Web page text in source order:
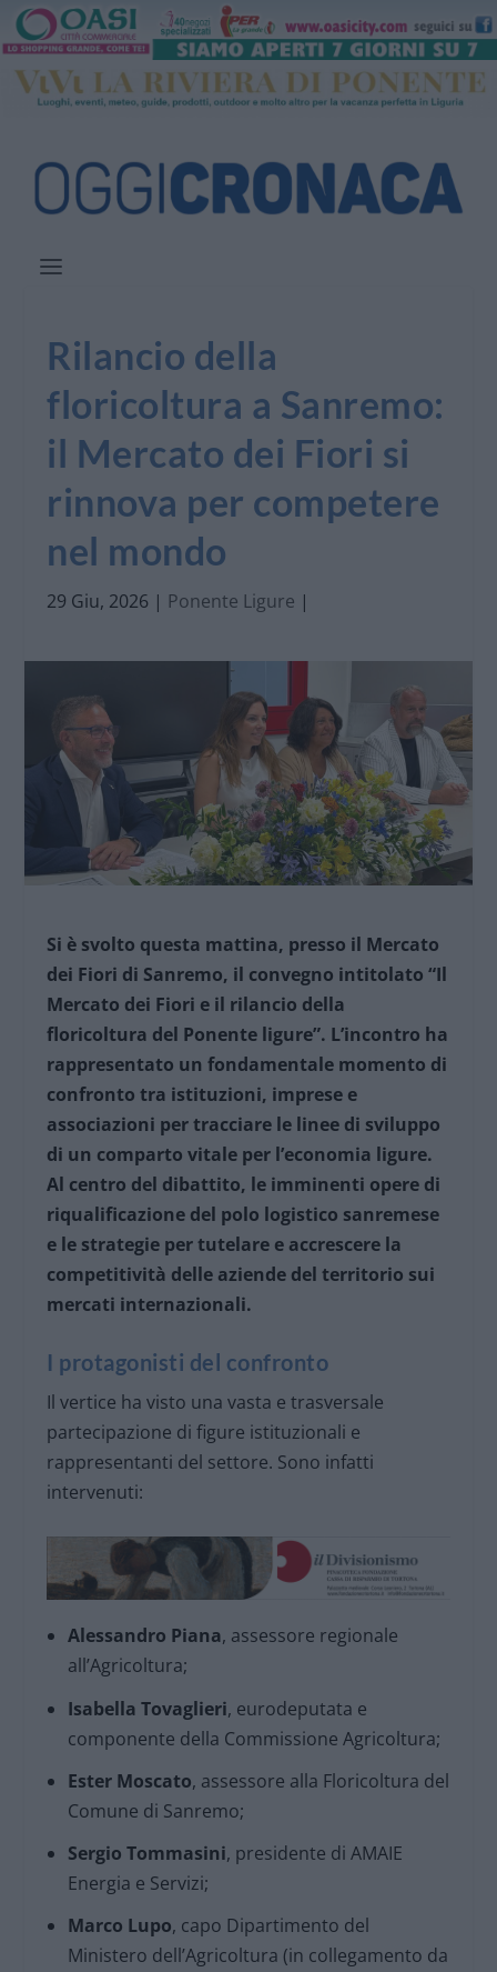
Rilancio della
floricoltura a Sanremo:
il Mercato dei Fiori si
rinnova per competere
nel mondo
29 Giu, 2026 | Ponente Ligure |
Si è svolto questa mattina, presso il Mercato
dei Fiori di Sanremo, il convegno intitolato “Il
Mercato dei Fiori e il rilancio della
floricoltura del Ponente ligure”. L’incontro ha
rappresentato un fondamentale momento di
confronto tra istituzioni, imprese e
associazioni per tracciare le linee di sviluppo
di un comparto vitale per l’economia ligure.
Al centro del dibattito, le imminenti opere di
riqualificazione del polo logistico sanremese
e le strategie per tutelare e accrescere la
competitività delle aziende del territorio sui
mercati internazionali.
I protagonisti del confronto
Il vertice ha visto una vasta e trasversale
partecipazione di figure istituzionali e
rappresentanti del settore. Sono infatti
intervenuti:
Alessandro Piana, assessore regionale
all’Agricoltura;
Isabella Tovaglieri, eurodeputata e
componente della Commissione Agricoltura;
Ester Moscato, assessore alla Floricoltura del
Comune di Sanremo;
Sergio Tommasini, presidente di AMAIE
Energia e Servizi;
Marco Lupo, capo Dipartimento del
Ministero dell’Agricoltura (in collegamento da